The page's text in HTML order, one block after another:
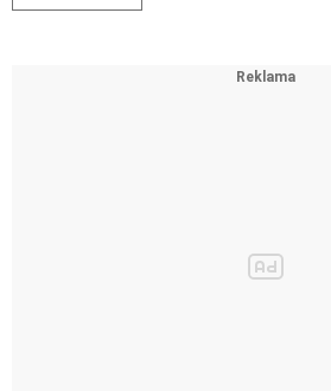
online platby nebo platby předem na účet je